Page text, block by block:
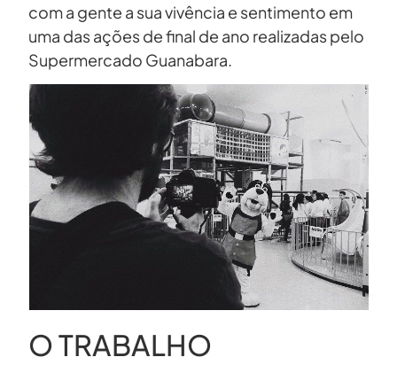
com a gente a sua vivência e sentimento em
uma das ações de final de ano realizadas pelo
Supermercado Guanabara.
O TRABALHO